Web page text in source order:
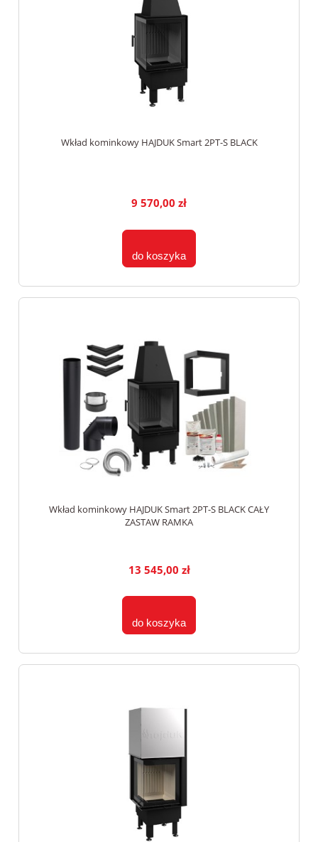
Wkład kominkowy HAJDUK Smart 2PT-S BLACK
9 570,00 zł
do koszyka
Wkład kominkowy HAJDUK Smart 2PT-S BLACK CAŁY
ZASTAW RAMKA
13 545,00 zł
do koszyka